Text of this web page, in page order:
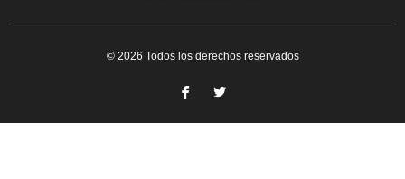
© 2026 Todos los derechos reservados